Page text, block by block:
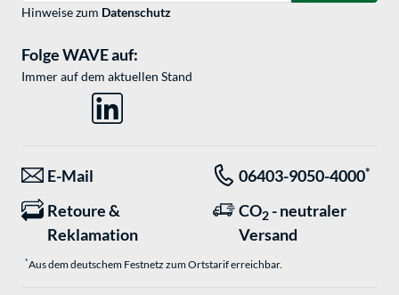
Hinweise zum Datenschutz
Folge WAVE auf:
Immer auf dem aktuellen Stand
E-Mail 06403-9050-4000*
Retoure &
Reklamation
CO2 - neutraler
Versand
*Aus dem deutschem Festnetz zum Ortstarif erreichbar.